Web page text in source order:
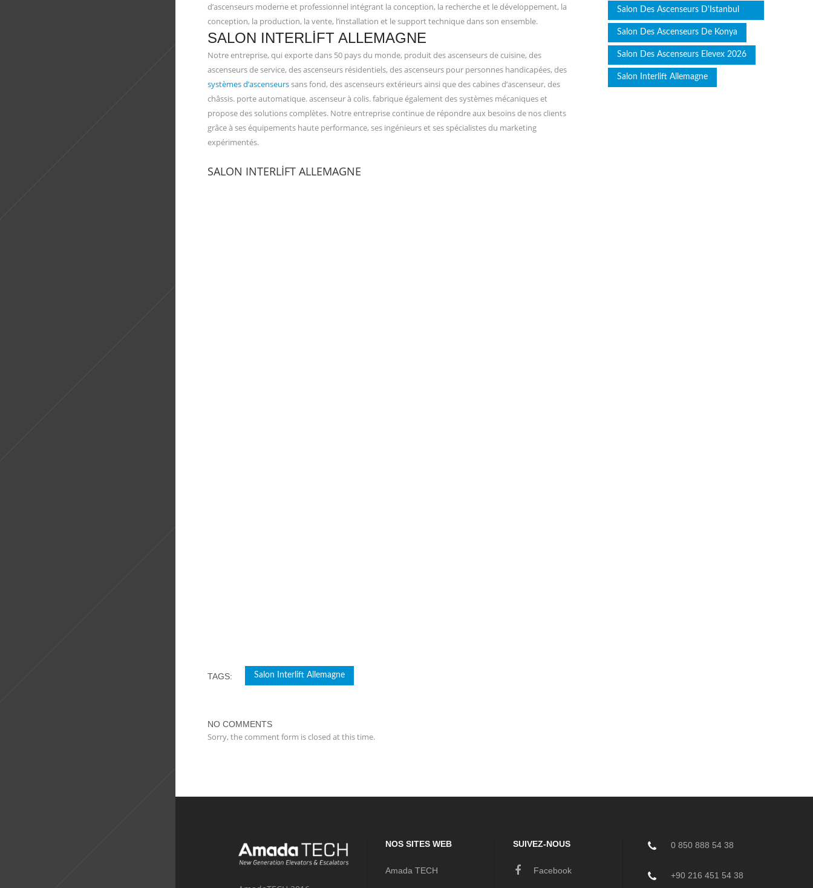
d’ascenseurs moderne et professionnel intégrant la conception, la recherche et le développement, la
conception, la production, la vente, l’installation et le support technique dans son ensemble.
SALON INTERLIFT ALLEMAGNE
Notre entreprise, qui exporte dans 50 pays du monde, produit des ascenseurs de cuisine, des
ascenseurs de service, des ascenseurs résidentiels, des ascenseurs pour personnes handicapées, des
systèmes d’ascenseurssans fond, des ascenseurs extérieurs ainsi que des cabines d’ascenseur, des
châssis. porte automatique. ascenseur à colis. fabrique également des systèmes mécaniques et
propose des solutions complètes. Notre entreprise continue de répondre aux besoins de nos clients
grâce à ses équipements haute performance, ses ingénieurs et ses spécialistes du marketing
expérimentés.
SALON INTERLIFT ALLEMAGNE
TAGS: Salon Interlift Allemagne
NO COMMENTS
Sorry, the comment form is closed at this time.
Salon Des Ascenseurs D'Istanbul
2025
Salon Des Ascenseurs De Konya
Salon Des Ascenseurs Elevex 2026
Salon Interlift Allemagne
NOS SITES WEB
Amada TECH
SUIVEZ-NOUS
Facebook
0 850 888 54 38
+90 216 451 54 38